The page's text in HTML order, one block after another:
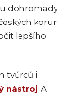
lepšího
tvůrců i
nástroj. A